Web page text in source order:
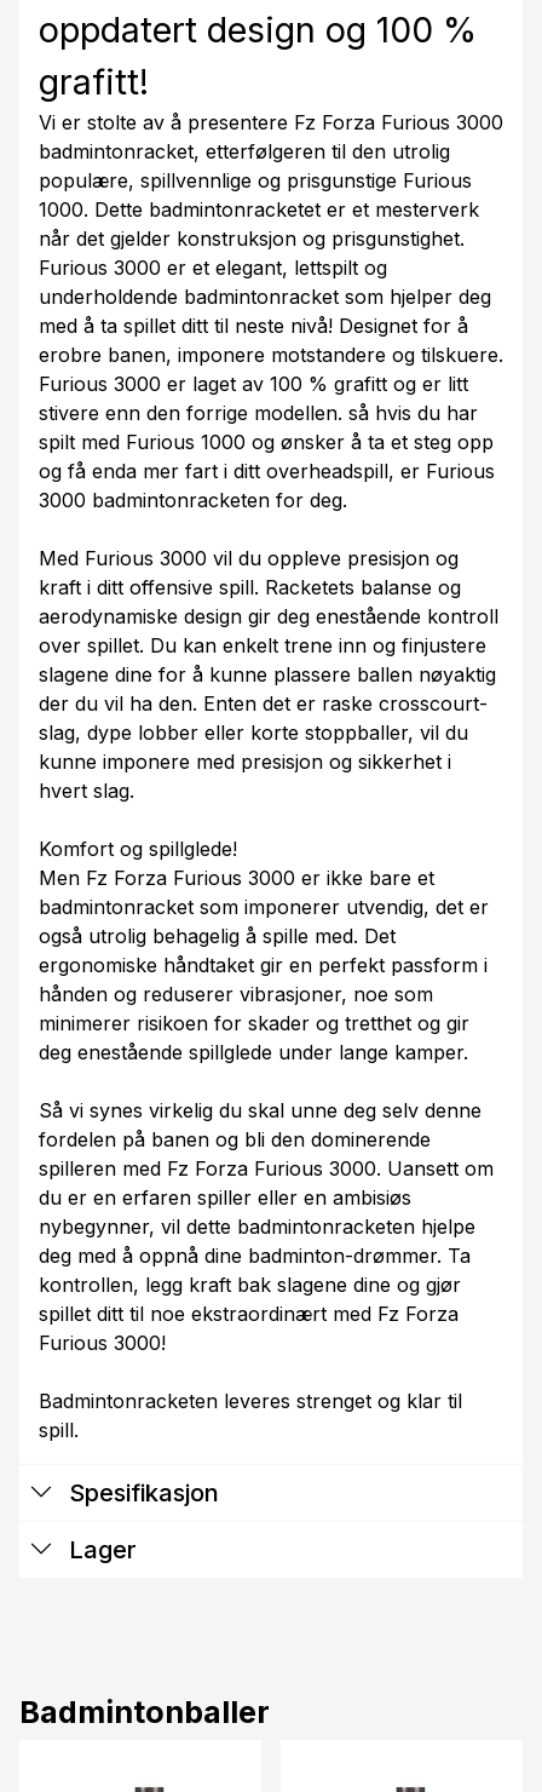
oppdatert design og 100 %
grafitt!
Vi er stolte av å presentere Fz Forza Furious 3000
badmintonracket, etterfølgeren til den utrolig
populære, spillvennlige og prisgunstige Furious
1000. Dette badmintonracketet er et mesterverk
når det gjelder konstruksjon og prisgunstighet.
Furious 3000 er et elegant, lettspilt og
underholdende badmintonracket som hjelper deg
med å ta spillet ditt til neste nivå! Designet for å
erobre banen, imponere motstandere og tilskuere.
Furious 3000 er laget av 100 % grafitt og er litt
stivere enn den forrige modellen. så hvis du har
spilt med Furious 1000 og ønsker å ta et steg opp
og få enda mer fart i ditt overheadspill, er Furious
3000 badmintonracketen for deg.
Med Furious 3000 vil du oppleve presisjon og
kraft i ditt offensive spill. Racketets balanse og
aerodynamiske design gir deg enestående kontroll
over spillet. Du kan enkelt trene inn og finjustere
slagene dine for å kunne plassere ballen nøyaktig
der du vil ha den. Enten det er raske crosscourt-
slag, dype lobber eller korte stoppballer, vil du
kunne imponere med presisjon og sikkerhet i
hvert slag.
Komfort og spillglede!
Men Fz Forza Furious 3000 er ikke bare et
badmintonracket som imponerer utvendig, det er
også utrolig behagelig å spille med. Det
ergonomiske håndtaket gir en perfekt passform i
hånden og reduserer vibrasjoner, noe som
minimerer risikoen for skader og tretthet og gir
deg enestående spillglede under lange kamper.
Så vi synes virkelig du skal unne deg selv denne
fordelen på banen og bli den dominerende
spilleren med Fz Forza Furious 3000. Uansett om
du er en erfaren spiller eller en ambisiøs
nybegynner, vil dette badmintonracketen hjelpe
deg med å oppnå dine badminton-drømmer. Ta
kontrollen, legg kraft bak slagene dine og gjør
spillet ditt til noe ekstraordinært med Fz Forza
Furious 3000!
Badmintonracketen leveres strenget og klar til
spill.
Spesifikasjon
Lager
Badmintonballer